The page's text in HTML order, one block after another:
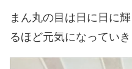
まん丸の目は日に日に
るほど元気になっていき